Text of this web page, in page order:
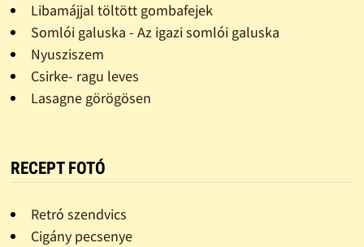
Libamájjal töltött gombafejek
Somlói galuska - Az igazi somlói galuska
Nyusziszem
Csirke- ragu leves
Lasagne görögösen
RECEPT FOTÓ
Retró szendvics
Cigány pecsenye